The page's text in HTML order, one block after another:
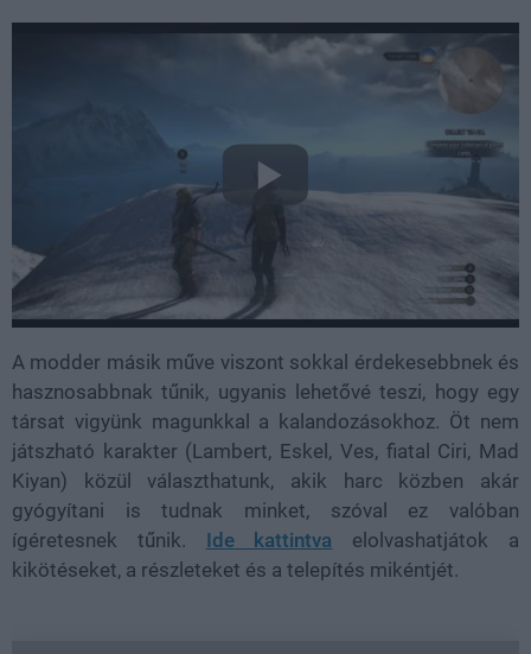
A modder másik műve viszont sokkal érdekesebbnek és
hasznosabbnak tűnik, ugyanis lehetővé teszi, hogy egy
társat vigyünk magunkkal a kalandozásokhoz. Öt nem
játszható karakter (Lambert, Eskel, Ves, fiatal Ciri, Mad
Kiyan) közül választhatunk, akik harc közben akár
gyógyítani is tudnak minket, szóval ez valóban
ígéretesnek tűnik. Ide kattintva elolvashatjátok a
kikötéseket, a részleteket és a telepítés mikéntjét.